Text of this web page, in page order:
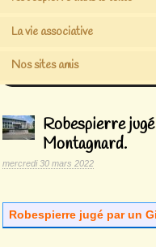
La vie associative
Nos sites amis
Robespierre
Montagnard.
mercredi 30 mars 2022
Robespierre jugé par un